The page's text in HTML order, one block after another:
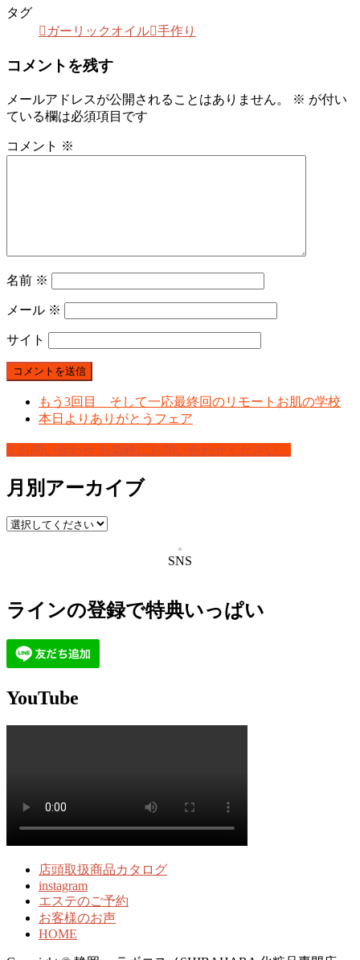
タグ
ガーリックオイル 手作り
コメントを残す
メールアドレスが公開されることはありません。 ※ が付い
ている欄は必須項目です
コメント ※
名前 ※
メール ※
サイト
もう3回目 そして一応最終回のリモートお肌の学校
本日よりありがとうフェア
お問い合わせ お気軽にお問い合わせください。
月別アーカイブ
SNS
ラインの登録で特典いっぱい
YouTube
店頭取扱商品カタログ
instagram
エステのご予約
お客様のお声
HOME